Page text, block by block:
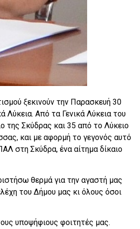
ξεκινούν την Παρασκευή 30
Λύκεια. Από τα Γενικά Λύκεια του
της Σκύδρας και 35 από το Λύκειο
και με αφορμή το γεγονός αυτό
στη Σκύδρα, ένα αίτημα δίκαιο
θερμά για την αγαστή μας
του Δήμου μας κι όλους όσοι
υποψήφιους φοιτητές μας.